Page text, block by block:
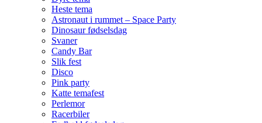
Heste tema
Astronaut i rummet – Space Party
Dinosaur fødselsdag
Svaner
Candy Bar
Slik fest
Disco
Pink party
Katte temafest
Perlemor
Racerbiler